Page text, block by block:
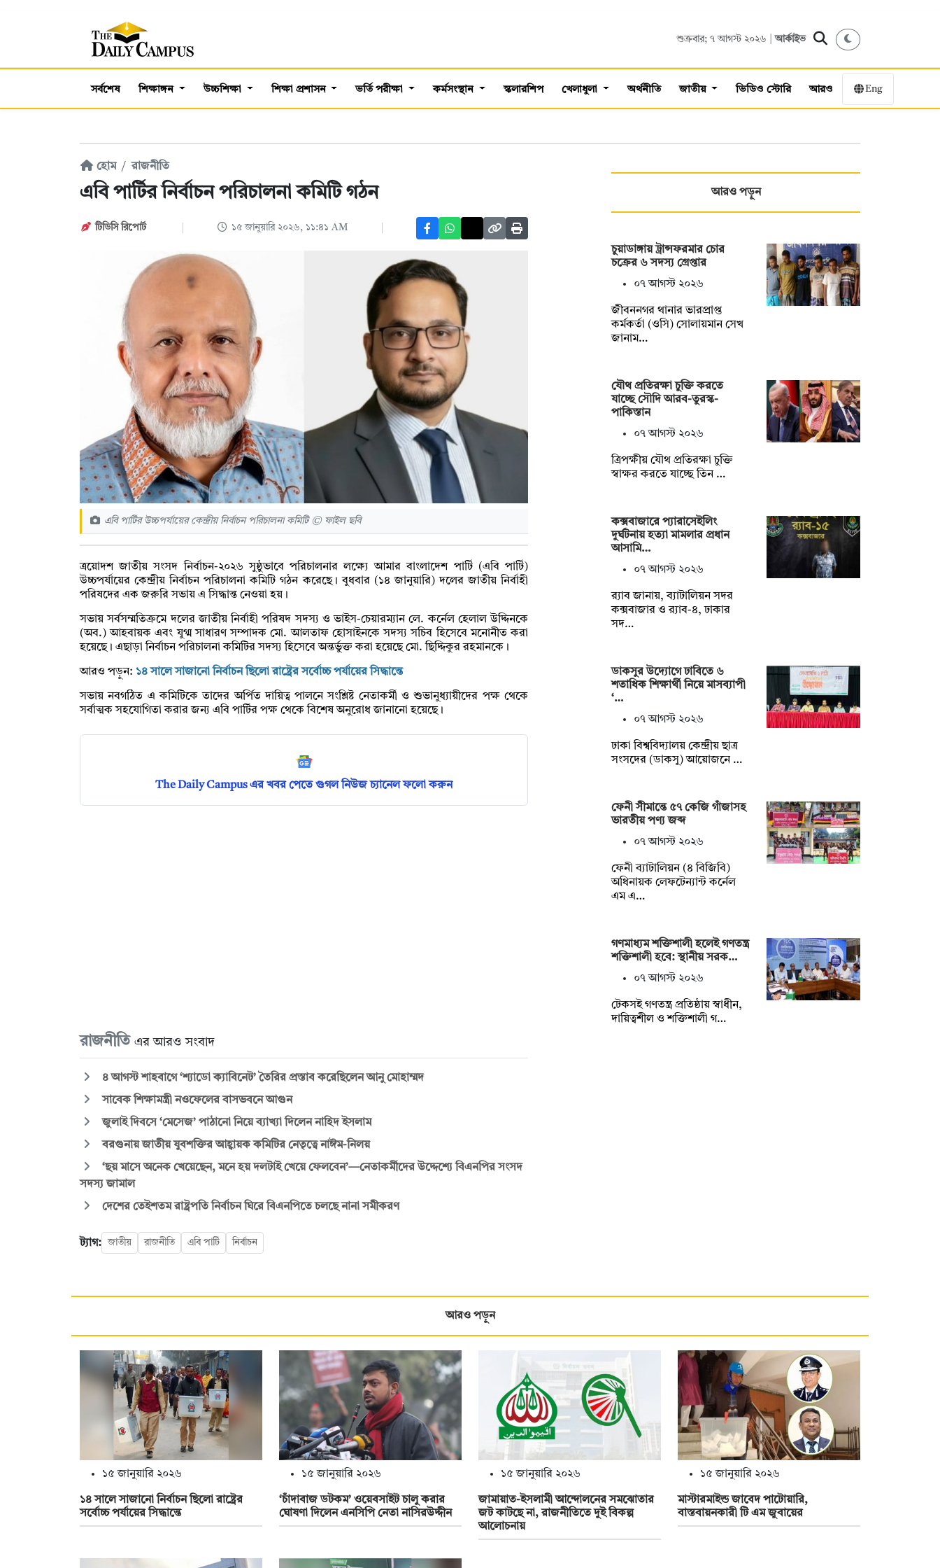
শুক্রবার; ৭ আগস্ট ২০২৬ |আর্কাইভ
সর্বশেষ শিক্ষাঙ্গন উচ্চশিক্ষা শিক্ষা প্রশাসন ভর্তি পরীক্ষা কর্মসংস্থান স্কলারশিপ খেলাধুলা অর্থনীতি জাতীয় ভিডিও স্টোরি আরও Eng
হোম রাজনীতি
এবি পার্টির নির্বাচন পরিচালনা কমিটি গঠন
টিডিসি রিপোর্ট ১৫ জানুয়ারি ২০২৬, ১১:৪১ AM
এবি পার্টির উচ্চপর্যায়ের কেন্দ্রীয় নির্বাচন পরিচালনা কমিটি © ফাইল ছবি
ত্রয়োদশ জাতীয় সংসদ নির্বাচন-২০২৬ সুষ্ঠুভাবে পরিচালনার লক্ষ্যে আমার বাংলাদেশ পার্টি (এবি পার্টি)
উচ্চপর্যায়ের কেন্দ্রীয় নির্বাচন পরিচালনা কমিটি গঠন করেছে। বুধবার (১৪ জানুয়ারি) দলের জাতীয় নির্বাহী
পরিষদের এক জরুরি সভায় এ সিদ্ধান্ত নেওয়া হয়।
​সভায় সর্বসম্মতিক্রমে দলের জাতীয় নির্বাহী পরিষদ সদস্য ও ভাইস-চেয়ারম্যান লে. কর্নেল হেলাল উদ্দিনকে
(অব.) আহবায়ক এবং যুগ্ম সাধারণ সম্পাদক মো. আলতাফ হোসাইনকে সদস্য সচিব হিসেবে মনোনীত করা
হয়েছে। ​এছাড়া নির্বাচন পরিচালনা কমিটির সদস্য হিসেবে অন্তর্ভুক্ত করা হয়েছে মো. ছিদ্দিকুর রহমানকে।
আরও পড়ুন: ১৪ সালে সাজানো নির্বাচন ছিলো রাষ্ট্রের সর্বোচ্চ পর্যায়ের সিদ্ধান্তে
​সভায় নবগঠিত এ কমিটিকে তাদের অর্পিত দায়িত্ব পালনে সংশ্লিষ্ট নেতাকর্মী ও শুভানুধ্যায়ীদের পক্ষ থেকে
সর্বাত্মক সহযোগিতা করার জন্য এবি পার্টির পক্ষ থেকে বিশেষ অনুরোধ জানানো হয়েছে।
The Daily Campus এর খবর পেতে গুগল নিউজ চ্যানেল ফলো করুন
রাজনীতি এর আরও সংবাদ
৪ আগস্ট শাহবাগে ‘শ্যাডো ক্যাবিনেট’ তৈরির প্রস্তাব করেছিলেন আনু মোহাম্মদ
সাবেক শিক্ষামন্ত্রী নওফেলের বাসভবনে আগুন
জুলাই দিবসে ‘মেসেজ’ পাঠানো নিয়ে ব্যাখ্যা দিলেন নাহিদ ইসলাম
বরগুনায় জাতীয় যুবশক্তির আহ্বায়ক কমিটির নেতৃত্বে নাঈম-নিলয়
‘ছয় মাসে অনেক খেয়েছেন, মনে হয় দলটাই খেয়ে ফেলবেন’—নেতাকর্মীদের উদ্দেশ্যে বিএনপির সংসদ
সদস্য জামাল
দেশের তেইশতম রাষ্ট্রপতি নির্বাচন ঘিরে বিএনপিতে চলছে নানা সমীকরণ
ট্যাগ: জাতীয় রাজনীতি এবি পার্টি নির্বাচন
আরও পড়ুন
চুয়াডাঙ্গায় ট্রান্সফরমার চোর
চক্রের ৬ সদস্য গ্রেপ্তার
০৭ আগস্ট ২০২৬
জীবননগর থানার ভারপ্রাপ্ত
কর্মকর্তা (ওসি) সোলায়মান সেখ
জানাম…
যৌথ প্রতিরক্ষা চুক্তি করতে
যাচ্ছে সৌদি আরব-তুরস্ক-
পাকিস্তান
০৭ আগস্ট ২০২৬
ত্রিপক্ষীয় যৌথ প্রতিরক্ষা চুক্তি
স্বাক্ষর করতে যাচ্ছে তিন …
কক্সবাজারে প্যারাসেইলিং
দুর্ঘটনায় হত্যা মামলার প্রধান
আসামি…
০৭ আগস্ট ২০২৬
র‌্যাব জানায়, ব্যাটালিয়ন সদর
কক্সবাজার ও র‌্যাব-৪, ঢাকার
সদ…
ডাকসুর উদ্যোগে ঢাবিতে ৬
শতাধিক শিক্ষার্থী নিয়ে মাসব্যাপী
‘…
০৭ আগস্ট ২০২৬
ঢাকা বিশ্ববিদ্যালয় কেন্দ্রীয় ছাত্র
সংসদের (ডাকসু) আয়োজনে …
ফেনী সীমান্তে ৫৭ কেজি গাঁজাসহ
ভারতীয় পণ্য জব্দ
০৭ আগস্ট ২০২৬
ফেনী ব্যাটালিয়ন (৪ বিজিবি)
অধিনায়ক লেফটেন্যান্ট কর্নেল
এম এ…
গণমাধ্যম শক্তিশালী হলেই গণতন্ত্র
শক্তিশালী হবে: স্থানীয় সরক…
০৭ আগস্ট ২০২৬
টেকসই গণতন্ত্র প্রতিষ্ঠায় স্বাধীন,
দায়িত্বশীল ও শক্তিশালী গ…
আরও পড়ুন
১৫ জানুয়ারি ২০২৬
১৪ সালে সাজানো নির্বাচন ছিলো রাষ্ট্রের
সর্বোচ্চ পর্যায়ের সিদ্ধান্তে
১৫ জানুয়ারি ২০২৬
‘চাঁদাবাজ ডটকম’ ওয়েবসাইট চালু করার
ঘোষণা দিলেন এনসিপি নেতা নাসিরউদ্দীন
১৫ জানুয়ারি ২০২৬
জামায়াত-ইসলামী আন্দোলনের সমঝোতার
জট কাটছে না, রাজনীতিতে দুই বিকল্প
আলোচনায়
১৫ জানুয়ারি ২০২৬
মাস্টারমাইন্ড জাবেদ পাটোয়ারি,
বাস্তবায়নকারী টি এম জুবায়ের